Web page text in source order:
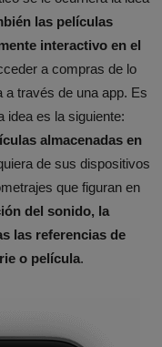
las películas
interactivo en el
a compras de lo
a través de una app. Es
idea es la siguiente:
almacenadas en
de sus dispositivos
que figuran en
del sonido, la
las referencias de
o película.